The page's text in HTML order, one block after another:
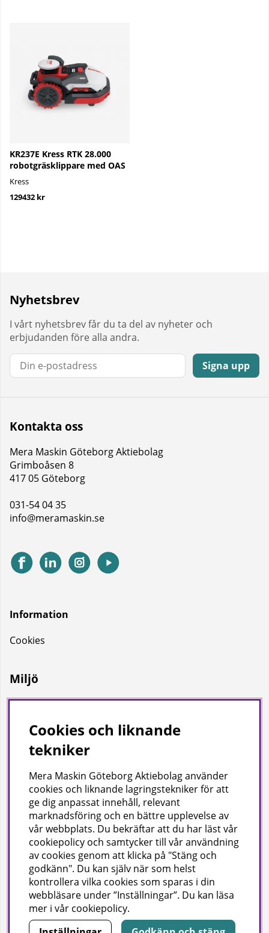
KR237E Kress RTK 28.000
robotgräsklippare med OAS
Kress
129432 kr
Nyhetsbrev
I vårt nyhetsbrev får du ta del av nyheter och
erbjudanden före alla andra.
E-post:
Signa upp
Kontakta oss
Mera Maskin Göteborg Aktiebolag
Grimboåsen 8
417 05 Göteborg
031-54 04 35
info@meramaskin.se
Information
Cookies
Miljö
Vi på Mera Maskin är miljödiplomerade enligt svensk
Copyright
© 2024 Mera Maskin Göteborg Aktiebolag (publ).
Cookies och liknande
tekniker
Mera Maskin Göteborg Aktiebolaganvänder
cookies och liknande lagringstekniker för att
ge dig anpassat innehåll, relevant
marknadsföring och en bättre upplevelse av
vår webbplats. Du bekräftar att du har läst vår
cookiepolicy och samtycker till vår användning
av cookies genom att klicka på "Stäng och
godkänn". Du kan själv när som helst
kontrollera vilka cookies som sparas i din
webbläsare under ”Inställningar”. Du kan läsa
mer i vår cookiepolicy.